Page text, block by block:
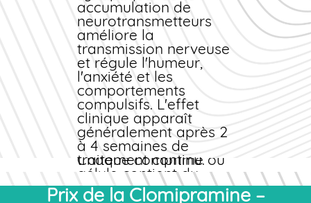
versiongénérique
disponible depuis
plusieurs années,
permettant unachat
moins chertout en
conservant la même
efficacité
thérapeutique.
Composition et
excipients
Chaque comprimé ou
gélule contient du
chlorhydrate de
accumulation de
neurotransmetteurs
améliore la
transmission nerveuse
et régule l'humeur,
l'anxiété et les
comportements
compulsifs. L'effet
clinique apparaît
généralement après 2
à 4 semaines de
traitement continu.
Indications principales
Trouble obsessionnel-
Prix de la Clomipramine –